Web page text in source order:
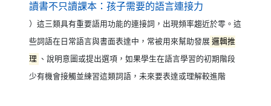
讀書不只讀課本：孩子需要的語言連接力
）這三類具有重要語用功能的連接詞，出現頻率趨近於零。這
些詞語在日常語言與書面表達中，常被用來幫助發展 邏輯推
理 、說明意圖或提出選項，如果學生在語言學習的初期階段
少有機會接觸並練習這類詞語，未來要表達或理解較進階